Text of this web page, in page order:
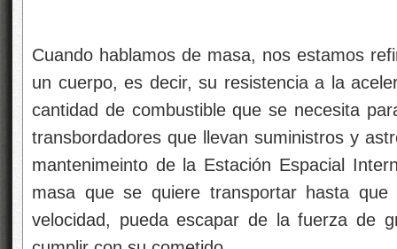
Cuando hablamos de masa, nos estamos
un cuerpo, es decir, su resistencia a la
cantidad de combustible que se necesita
transbordadores que llevan suministros y
mantenimeinto de la Estación Espacial
masa que se quiere transportar hasta
velocidad, pueda escapar de la fuerza de